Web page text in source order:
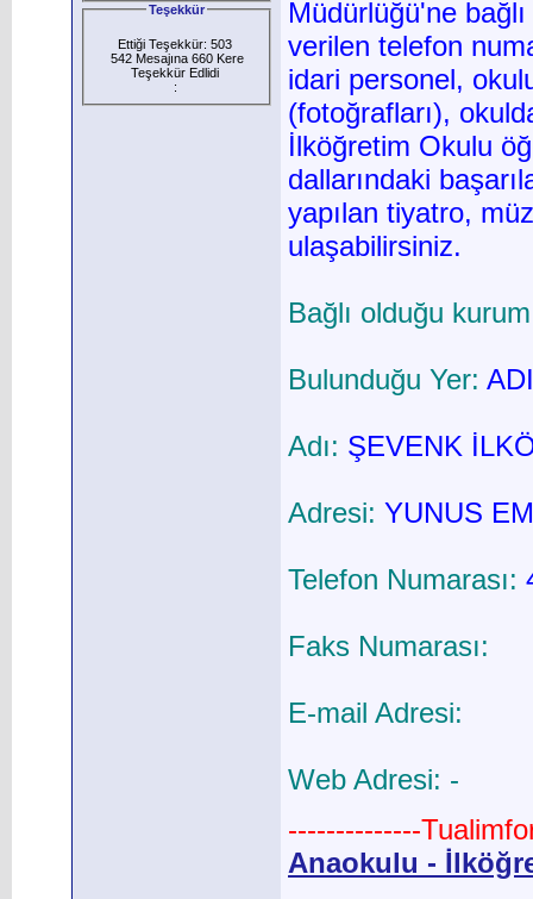
Teşekkür
Ettiği Teşekkür: 503
542 Mesajına 660 Kere
Teşekkür Edlidi
:
Müdürlüğü'ne
verilen telefon
idari personel,
(fotoğrafları),
İlköğretim Okulu
dallarındaki
yapılan tiyatro,
ulaşabilirsiniz.
Bağlı olduğu
Bulunduğu Yer:
Adı: ŞEVENK
Adresi: YUNUS
Telefon Numarası:
Faks Numarası:
E-mail Adresi:
Web Adresi: -
--------------
Anaokulu -